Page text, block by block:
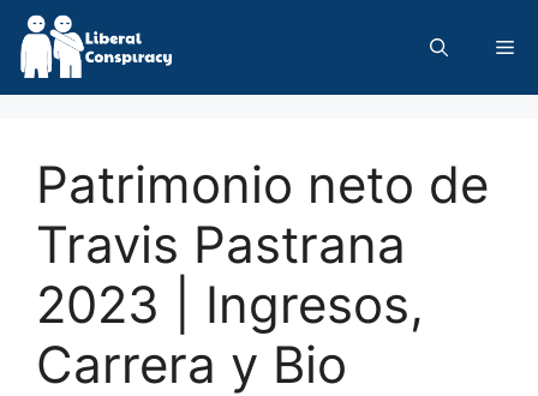
Skip
content
Patrimonio neto de
Travis Pastrana
2023 | Ingresos,
Carrera y Bio